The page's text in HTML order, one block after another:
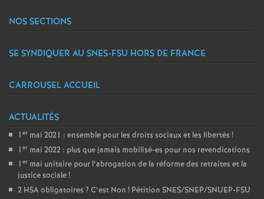
NOS SECTIONS
SE SYNDIQUER AU SNES-FSU HORS DE FRANCE
CARROUSEL ACCUEIL
ACTUALITÉS
1 er mai 2021 : ensemble pour les droits sociaux et les libertés !
1 er mai 2022 : plus que jamais mobilisé-es pour nos revendications
1 er mai unitaire pour l’abrogation de la réforme des retraites et la
justice sociale!
2 HSA obligatoires ? C’est Non ! Pétition SNES/SNEP/SNUEP-FSU